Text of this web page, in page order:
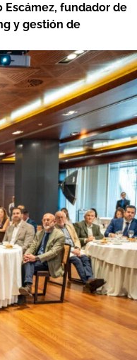
fundador de
y gestión de